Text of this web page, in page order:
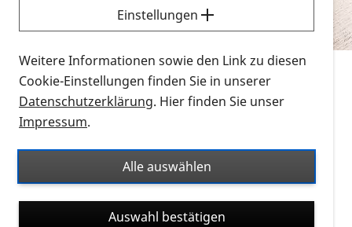
suchen und dieses bestellen bzw. herunterladen
können? Schauen Sie sich dieErklärvideos zum
Thema Infomaterial auf der PRO RETINA-Website
für blinde und sehbehinderte Menschen an.
Auf dieser Seite finden Sie sämtliches Infomaterial
Ort. Nutzen Sie den Formatfilter, um ausschließlich
nach Flyern und Broschüren, Audios oder Videos zu
suchen. Die meisten Flyer und Broschüren werden in
verschiedenen Formaten angeboten: zur
Einstellungen
Weitere Informationen sowie den Link zu diesen
Cookie-Einstellungen finden Sie in unserer
Datenschutzerklärung. Hier finden Sie unser
Impressum.
Alle auswählen
Auswahl bestätigen